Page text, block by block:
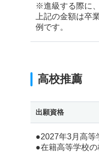
※進級する際に
上記の金額は卒
例です。
高校推薦
出願資格
●2027年3月高等
●在籍高等学校